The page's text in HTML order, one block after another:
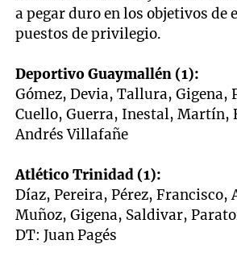
a pegar duro en los objetivos de
puestos de privilegio.
Deportivo Guaymallén (1):
Gómez, Devia, Tallura, Gigena,
Cuello, Guerra, Inestal, Martín,
Andrés Villafañe
Atlético Trinidad (1):
Díaz, Pereira, Pérez, Francisco,
Muñoz, Gigena, Saldivar,
DT: Juan Pagés